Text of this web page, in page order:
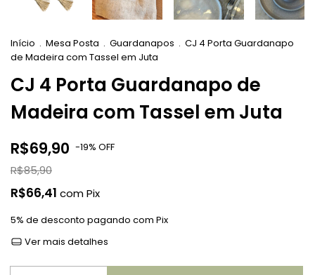
Início . Mesa Posta . Guardanapos . CJ 4 Porta Guardanapo
de Madeira com Tassel em Juta
CJ 4 Porta Guardanapo de
Madeira com Tassel em Juta
R$69,90 -19% OFF
R$85,90
R$66,41 comPix
5% de desconto pagando com Pix
Ver mais detalhes